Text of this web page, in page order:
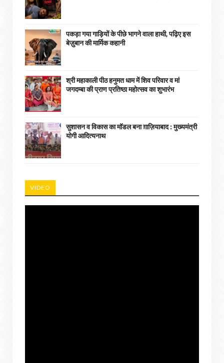
पकड़ा गया गाड़ियों के पीछे भागने वाला हाथी, पढ़िए इस
बेज़ुबान की मार्मिक कहानी
श्री महाकाली पीठ हनुमत धाम में शिव परिवार व मां
जगदम्बा की प्राण प्रतिष्ठा महोत्सव का शुभारंभ
सुशासन व विकास का मॉडल बना ग़ाज़ियाबाद : ​मुख्यमंत्री
योगी आदित्यनाथ
VIDEO